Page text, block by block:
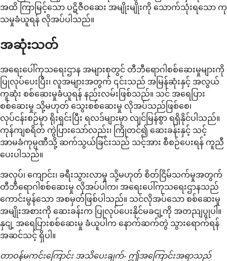
အထိ ကြာမြင့်သော ပဋိဇီဝဆေး အမျိုးမျိုးကို သောက်သုံးရသော ကု
သမှုခံယူရန် လိုအပ်ပါသည်။
အဆုံးသတ်
အရေးပေါ်ကုသရေးဌာန အများစုတွင် တီဘီရောဂါစစ်ဆေးမှုများကို
ပြုလုပ်ပေးပြီး၊ လူအများအတွက် ၎င်းသည် အမြန်ဆုံးနှင့် အလွယ်
ကူဆုံး စစ်ဆေးမှုခံယူရန် နည်းလမ်းဖြစ်သည်။ သင် အရေပြား
စစ်ဆေးမှု သို့မဟုတ် သွေးစစ်ဆေးမှု လိုအပ်သည်ဖြစ်စေ၊
လုပ်ငန်းစဉ်မှာ ရိုးရှင်းပြီး ရလဒ်များမှာ လျင်မြန်စွာ ရရှိနိုင်ပါသည်။
ကုန်ကျစရိတ် ကွဲပြားသော်လည်း၊ ကြိုတင်၍ ဆေးခန်းနှင့် သင့်
အာမခံကုမ္ပဏီသို့ ဆက်သွယ်ခြင်းသည် သင့်အား စီစဉ်ပေးရန် ကူညီ
ပေးပါသည်။
အလုပ်၊ ကျောင်း၊ ခရီးသွားလာမှု သို့မဟုတ် စိတ်ငြိမ်သက်မှုအတွက်
တီဘီရောဂါစစ်ဆေးမှု လိုအပ်ပါက၊ အရေးပေါ်ကုသရေးဌာနသည်
ကောင်းမွန်သော အစမှတ်ဖြစ်ပါသည်။ သင်လိုအပ်သော စစ်ဆေးမှု
အမျိုးအစားကို ဆေးခန်းက ပြုလုပ်ပေးနိုင်မခငျ့ကို အတညျပွုပါ။
နှငျ့ အရေပြားစစ်ဆေးမှု ခံယူပါက နောက်ဆက်တွဲ သွားရောက်ရန်
အဆင်သင့် ရှိပါ။
တာဝန်မကင်းကြောင်း အသိပေးချက်- ဤအကြောင်းအရာသည်